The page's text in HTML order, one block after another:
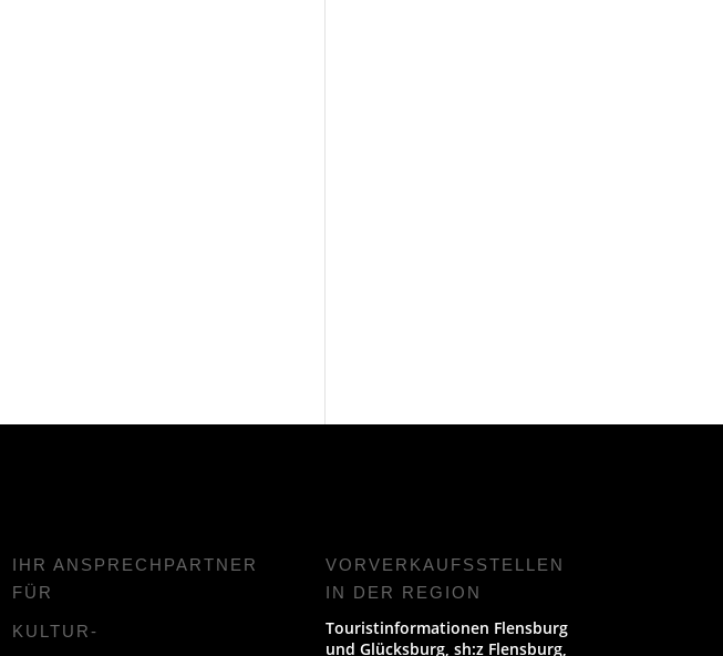
IHR ANSPRECHPARTNER
FÜR
KULTUR-
VORVERKAUFS­STELLEN
IN DER REGION
Touristinformationen Flensburg
und Glücksburg, sh:z Flensburg,